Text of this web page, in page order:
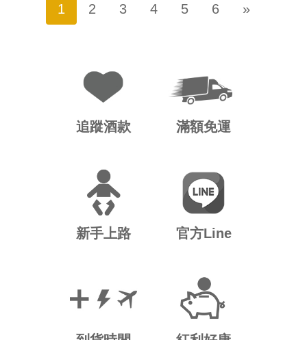
1 2 3 4 5 6 »
追蹤酒款 滿額免運
新手上路 官方Line